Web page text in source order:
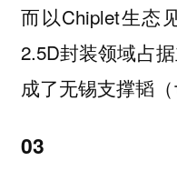
而以Chiplet生态
2.5D封装领域占
成了无锡支撑韬（
03